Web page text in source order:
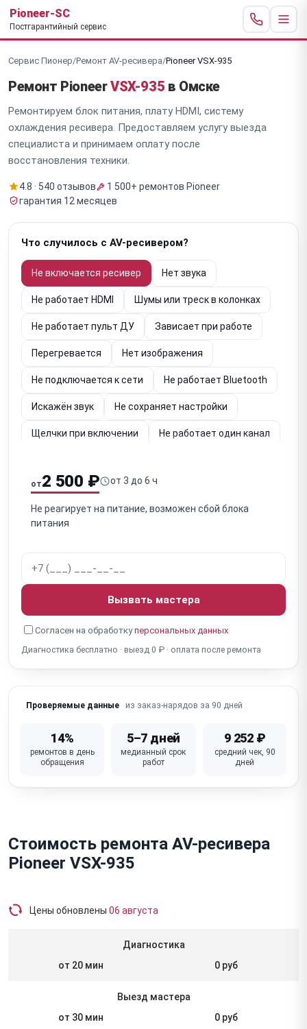
Pioneer-SC
Постгарантийный сервис
Сервис Пионер/Ремонт AV-ресивера/Pioneer VSX-935
Ремонт PioneerVSX-935 в Омске
Ремонтируем блок питания, плату HDMI, систему
охлаждения ресивера. Предоставляем услугу выезда
специалиста и принимаем оплату после
восстановления техники.
4.8 · 540 отзывов
1 500+ ремонтов Pioneer
гарантия 12 месяцев
Что случилось с AV-ресивером?
Не включается ресивер Нет звука
Не работает HDMI Шумы или треск в колонках
Не работает пульт ДУ Зависает при работе
Перегревается Нет изображения
Не подключается к сети Не работает Bluetooth
Искажён звук Не сохраняет настройки
Щелчки при включении Не работает один канал
от2 500 ₽ от 3 до 6 ч
Не реагирует на питание, возможен сбой блока
питания
Вызвать мастера
Согласен на обработкуперсональных данных
Диагностика бесплатно · выезд 0 ₽ · оплата после ремонта
Проверяемые данные из заказ-нарядов за 90 дней
14%
ремонтов в день
обращения
5–7 дней
медианный срок
работ
9 252 ₽
средний чек, 90
дней
Стоимость ремонта AV-ресивера
Pioneer VSX-935
Цены обновлены 06 августа
Диагностика
от 20 мин
0 руб
Выезд мастера
от 30 мин
0 руб